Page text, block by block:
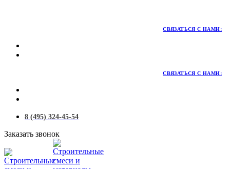
СВЯЗАТЬСЯ С НАМИ:
СВЯЗАТЬСЯ С НАМИ:
8 (495) 324-45-54
Заказать звонок